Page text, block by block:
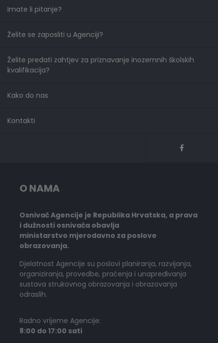
Imate li pitanje?
Želite se zaposliti u Agenciji?
Želite predati zahtjev za priznavanje inozemnih školskih
kvalifikacija?
Kako do nas
Kontakti
O NAMA
Osnivač Agencije je Republika Hrvatska, a prava
i dužnosti osnivača obavlja
ministarstvo mjerodavno za poslove
obrazovanja.
Djelatnost Agencije su poslovi planiranja, razvijanja,
organiziranja, provedbe, praćenja i unapređivanja
sustava strukovnog obrazovanja i obrazovanja
odraslih.
Radno vrijeme Agencije:
8:00 do 17:00 sati